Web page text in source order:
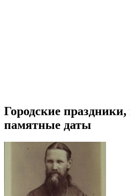
Городские
памятные даты